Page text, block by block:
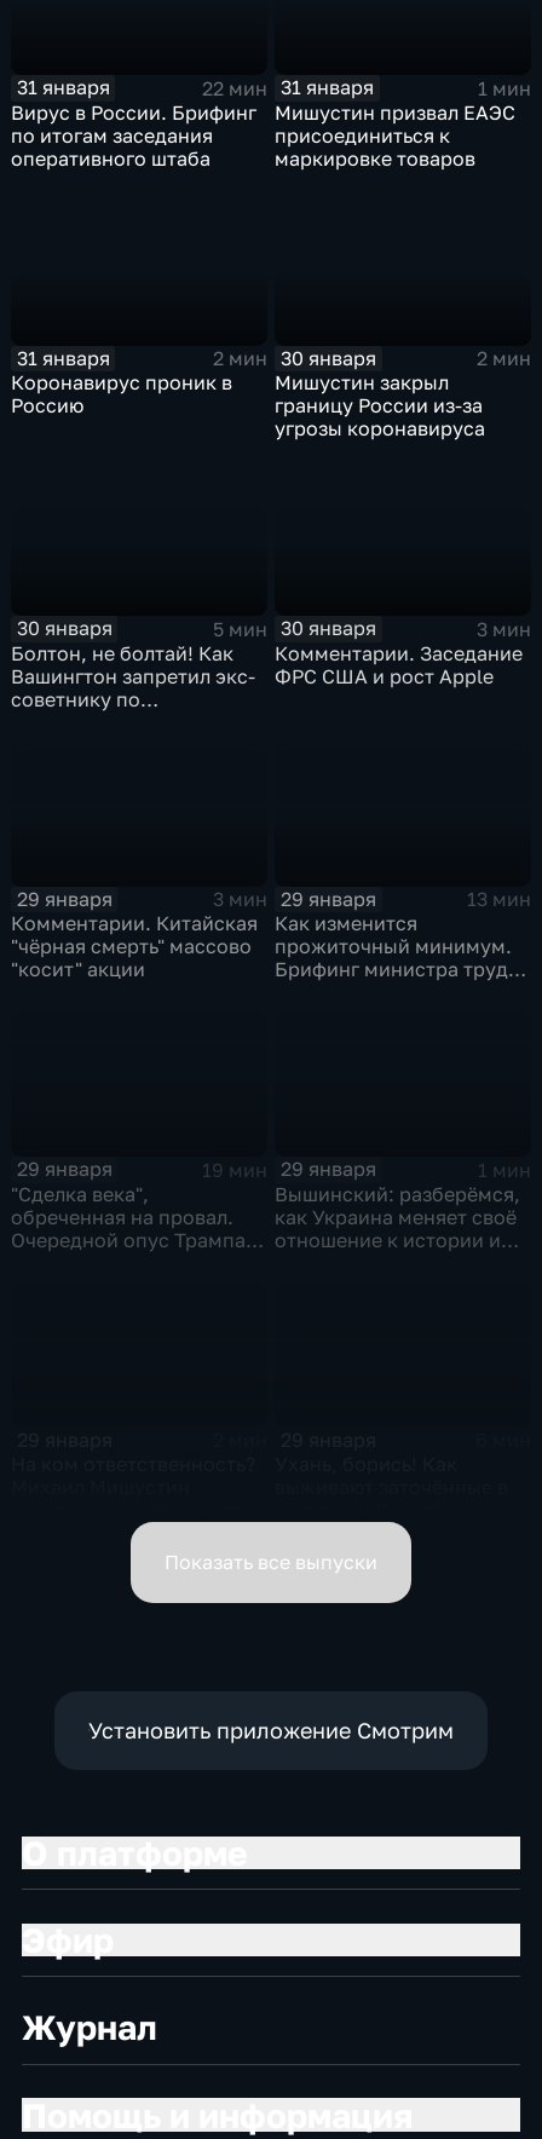
31 января
22 мин
Вирус в России. Брифинг
по итогам заседания
оперативного штаба
31 января
1 мин
Мишустин призвал ЕАЭС
присоединиться к
маркировке товаров
31 января
2 мин
Коронавирус проник в
Россию
30 января
2 мин
Мишустин закрыл
границу России из-за
угрозы коронавируса
30 января
5 мин
Болтон, не болтай! Как
Вашингтон запретил экс-
советнику по
30 января
3 мин
Комментарии. Заседание
ФРС США и рост Apple
29 января
3 мин
Комментарии. Китайская
"чёрная смерть" массово
"косит" акции
29 января
13 мин
Как изменится
прожиточный минимум.
Брифинг министра труда
29 января
19 мин
"Сделка века",
обреченная на провал.
Очередной опус Трампа.
29 января
1 мин
Вышинский: разберёмся,
как Украина меняет своё
отношение к истории и
вице-премьеров
Показать все выпуски
Установить приложение Смотрим
Журнал